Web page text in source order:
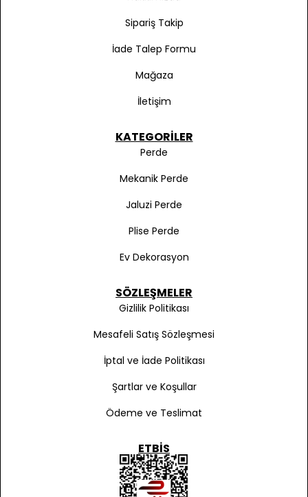
Sipariş Takip
İade Talep Formu
Mağaza
İletişim
KATEGORILER
Perde
Mekanik Perde
Jaluzi Perde
Plise Perde
Ev Dekorasyon
SÖZLEŞMELER
Gizlilik Politikası
Mesafeli Satış Sözleşmesi
İptal ve İade Politikası
Şartlar ve Koşullar
Ödeme ve Teslimat
ETBIS